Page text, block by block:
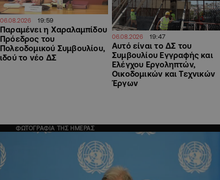
06.08.2026 19:59
Παραμένει η Χαραλαμπίδου
Πρόεδρος του
Πολεοδομικού Συμβουλίου,
ιδού το νέο ΔΣ
06.08.2026 19:47
Αυτό είναι το ΔΣ του
Συμβουλίου Εγγραφής και
Ελέγχου Εργοληπτών,
Οικοδομικών και Τεχνικών
Έργων
ΦΩΤΟΓΡΑΦΙΑ ΤΗΣ ΗΜΕΡΑΣ